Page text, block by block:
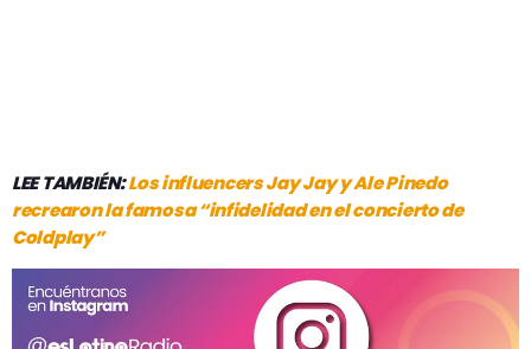
LEE TAMBIÉN:Los influencers Jay Jay y Ale Pinedo
recrearon la famosa “infidelidad en el concierto de
Coldplay”